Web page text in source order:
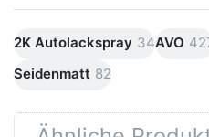
2K Autolackspray 34AVO
Seidenmatt 82